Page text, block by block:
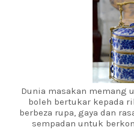
Dunia masakan memang
boleh bertukar kepada
berbeza rupa, gaya dan
sempadan untuk